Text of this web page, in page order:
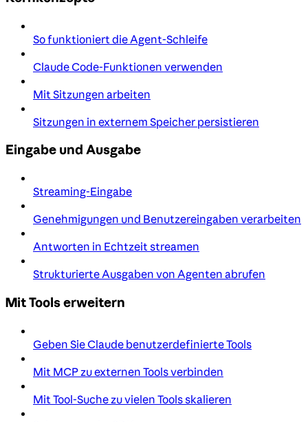
So funktioniert die Agent-Schleife
Claude Code-Funktionen verwenden
Mit Sitzungen arbeiten
Sitzungen in externem Speicher persistieren
Eingabe und Ausgabe
Streaming-Eingabe
Genehmigungen und Benutzereingaben verarbeiten
Antworten in Echtzeit streamen
Strukturierte Ausgaben von Agenten abrufen
Mit Tools erweitern
Geben Sie Claude benutzerdefinierte Tools
Mit MCP zu externen Tools verbinden
Mit Tool-Suche zu vielen Tools skalieren